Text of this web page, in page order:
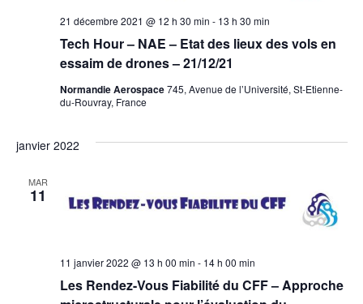
Tech Hour – NAE – Etat des lieux des vols en
essaim de drones – 21/12/21
21 décembre 2021 @ 12 h 30 min - 13 h 30 min
Normandie Aerospace745, Avenue de l’Université, St-Etienne-
du-Rouvray, France
janvier 2022
MAR
11
Les Rendez-Vous Fiabilité du CFF – Approche
11 janvier 2022 @ 13 h 00 min - 14 h 00 min